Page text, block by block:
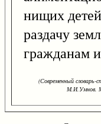
нищих
раздачу
гражданам
(Современный словарь-
М.И.Умнов.